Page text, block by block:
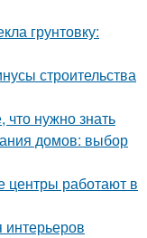
грунтовку:
строительства
что нужно знать
домов: выбор
центры работают в